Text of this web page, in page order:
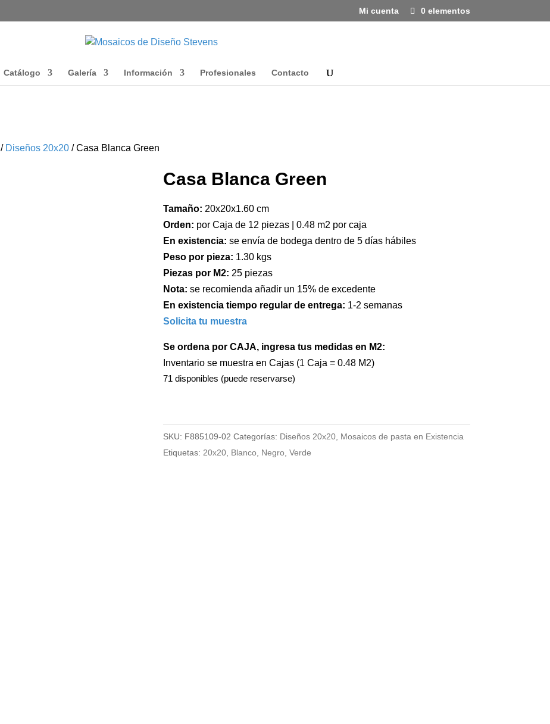
Mi cuenta 0 elementos
Catálogo Galería Información Profesionales Contacto
/ Diseños 20x20 / Casa Blanca Green
Casa Blanca Green
Tamaño: 20x20x1.60 cm
Orden: por Caja de 12 piezas | 0.48 m2 por caja
En existencia: se envía de bodega dentro de 5 días hábiles
Peso por pieza: 1.30 kgs
Piezas por M2: 25 piezas
Nota: se recomienda añadir un 15% de excedente
En existencia tiempo regular de entrega: 1-2 semanas
Solicita tu muestra
Se ordena por CAJA, ingresa tus medidas en M2:
Inventario se muestra en Cajas (1 Caja = 0.48 M2)
71 disponibles (puede reservarse)
SKU: F885109-02 Categorías: Diseños 20x20, Mosaicos de pasta en Existencia
Etiquetas: 20x20, Blanco Negro Verde